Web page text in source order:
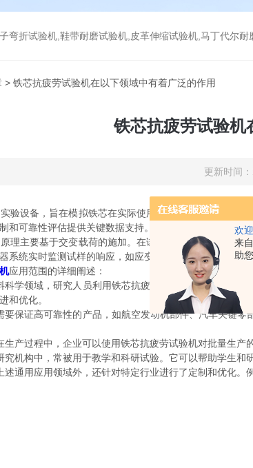
欢
来
助
机,鞋带耐磨试验机,皮革伸缩试验机,马丁代尔耐磨试验机,老化试验机,皮革龟裂试验
> 铁芯抗疲劳试验机在以下领域中有着广泛的作用
铁芯抗疲劳试验机
更新时间
验设备，旨在模拟铁芯在实际使用条件下所经历的周期
和可靠性评估提供关键数据支持。
主要基于交变载荷的施加。在试验过程中，铁芯被固
系统实时监测试样的响应，如应变、位移和力等参数。
应用范围的详细阐述：
领域，研究人员利用铁芯抗疲劳试验机来评估新材料
和优化。
证高可靠性的产品，如航空发动机部件、汽车关键零
过程中，企业可以使用铁芯抗疲劳试验机对批量生产
构中，常被用于教学和科研试验。它可以帮助学生和
用应用领域外，还针对特定行业进行了定制和优化。